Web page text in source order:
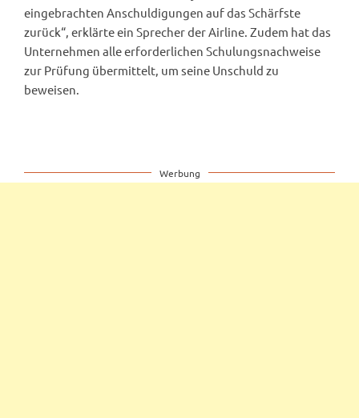
eingebrachten Anschuldigungen auf das Schärfste
zurück“, erklärte ein Sprecher der Airline. Zudem hat das
Unternehmen alle erforderlichen Schulungsnachweise
zur Prüfung übermittelt, um seine Unschuld zu
beweisen.
Werbung